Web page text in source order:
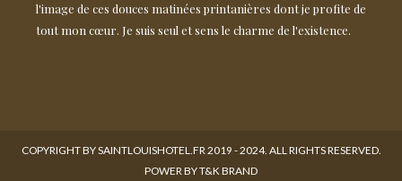
l'image de ces douces matinées printanières dont je profite de
tout mon cœur. Je suis seul et sens le charme de l'existence.
COPYRIGHT BY SAINTLOUISHOTEL.FR 2019 - 2024. ALL RIGHTS RESERVED.
POWER BY T&K BRAND